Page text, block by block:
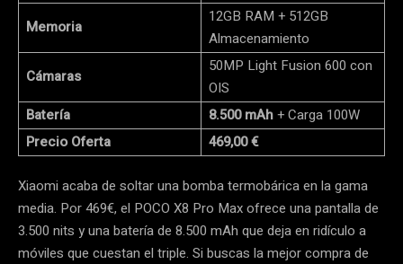
Memoria
12GB RAM + 512GB
Almacenamiento
Cámaras
50MP Light Fusion 600 con
OIS
Batería
8.500 mAh+ Carga 100W
Precio Oferta
469,00 €
Xiaomi acaba de soltar una bomba termobárica en la gama
media. Por 469€, el POCO X8 Pro Max ofrece una pantalla de
3.500 nits y una batería de 8.500 mAh que deja en ridículo a
móviles que cuestan el triple. Si buscas la mejor compra de